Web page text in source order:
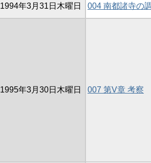
1994年3月31日木曜日 004 南都諸寺の
1995年3月30日木曜日 007 第V章 考察